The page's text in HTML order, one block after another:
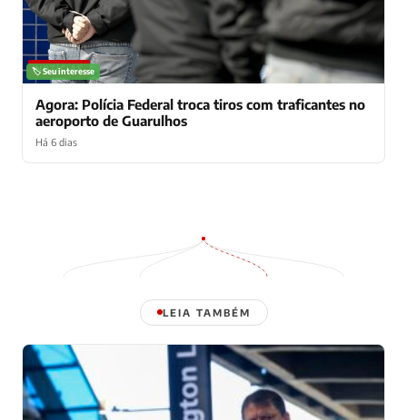
NOTÍCIAS
🏷️ Seu interesse
Agora: Polícia Federal troca tiros com traficantes no
aeroporto de Guarulhos
Há 6 dias
LEIA TAMBÉM